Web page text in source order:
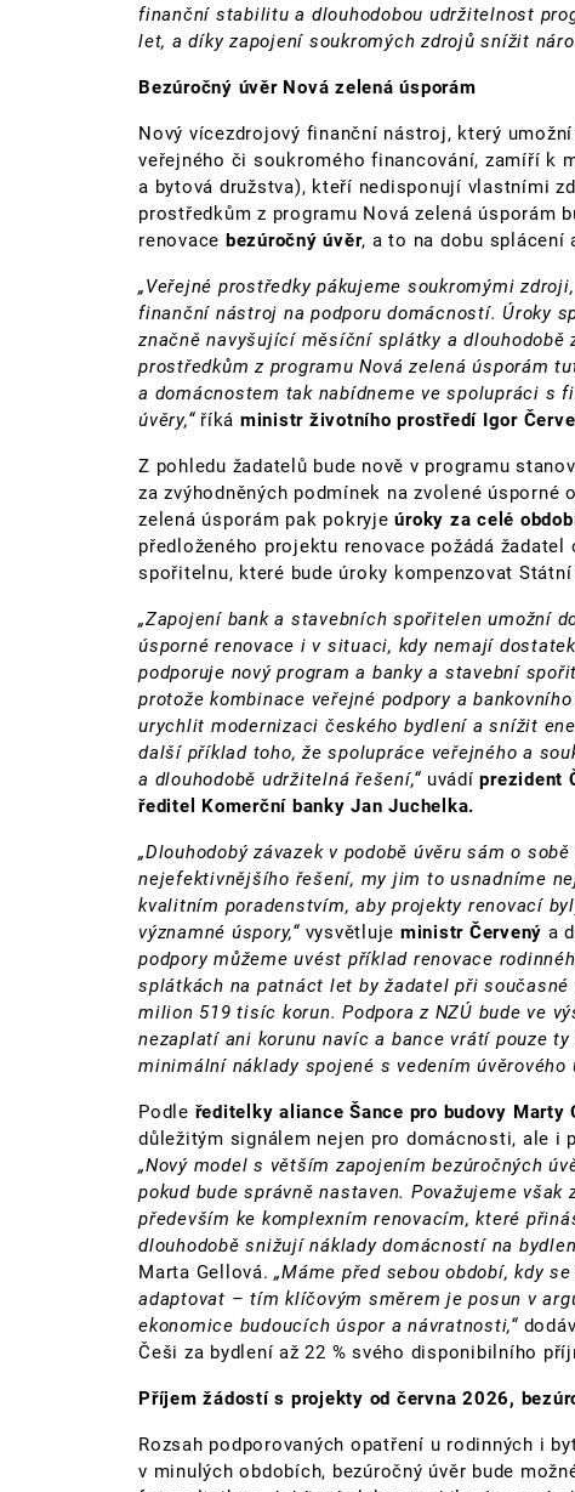
finanční stabilitu a dlouhodobou udržitelnost
let, a díky zapojení soukromých zdrojů snížit
Bezúročný úvěr Nová zelená úsporám
Nový vícezdrojový finanční nástroj, který
veřejného či soukromého financování, zamíří k
a bytová družstva), kteří nedisponují vlastními
prostředkům z programu Nová zelená úsporám
renovace bezúročný úvěr, a to na dobu splácení
„Veřejné prostředky pákujeme soukromými
finanční nástroj na podporu domácností. Úroky
značně navyšující měsíční splátky a dlouhodobě
prostředkům z programu Nová zelená úsporám
a domácnostem tak nabídneme ve spolupráci s
úvěry,“ říká ministr životního prostředí Igor
Z pohledu žadatelů bude nově v programu
za zvýhodněných podmínek na zvolené úsporné
zelená úsporám pak pokryjeúroky za celé
předloženého projektu renovace požádá
spořitelnu, které bude úroky kompenzovat
„Zapojení bank a stavebních spořitelen umožní
úsporné renovace i v situaci, kdy nemají
podporuje nový program a banky a stavební
protože kombinace veřejné podpory a
urychlit modernizaci českého bydlení a snížit
další příklad toho, že spolupráce veřejného a
a dlouhodobě udržitelná řešení,“ uvádí prezident
ředitel Komerční banky Jan Juchelka.
„Dlouhodobý závazek v podobě úvěru sám o
nejefektivnějšího řešení, my jim to usnadníme
kvalitním poradenstvím, aby projekty renovací
významné úspory,“ vysvětluje ministr Červený a
podpory můžeme uvést příklad renovace
splátkách na patnáct let by žadatel při
milion 519 tisíc korun. Podpora z NZÚ bude ve
nezaplatí ani korunu navíc a bance vrátí pouze
minimální náklady spojené s vedením úvěrového
Podle ředitelky aliance Šance pro budovy Marty
důležitým signálem nejen pro domácnosti, ale
„Nový model s větším zapojením bezúročných
pokud bude správně nastaven. Považujeme
především ke komplexním renovacím, které
dlouhodobě snižují náklady domácností na
Marta Gellová. „Máme před sebou období, kdy
adaptovat – tím klíčovým směrem je posun v
ekonomice budoucích úspor a návratnosti,“
Češi za bydlení až 22 % svého disponibilního
Příjem žádostí s projekty od června 2026,
Rozsah podporovaných opatření u rodinných i
v minulých obdobích, bezúročný úvěr bude